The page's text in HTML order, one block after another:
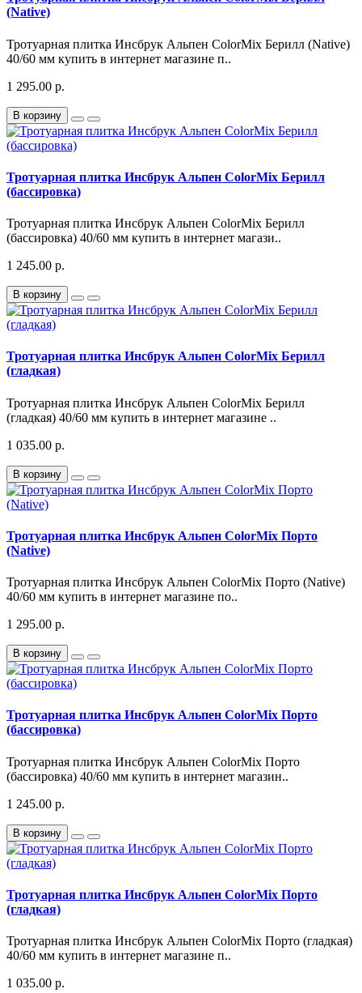
(Native)
Тротуарная плитка Инсбрук Альпен ColorMix Берилл (Native)
40/60 мм купить в интернет магазине п..
1 295.00 р.
В корзину
Тротуарная плитка Инсбрук Альпен ColorMix Берилл
(бассировка)
Тротуарная плитка Инсбрук Альпен ColorMix Берилл
(бассировка) 40/60 мм купить в интернет магази..
1 245.00 р.
В корзину
Тротуарная плитка Инсбрук Альпен ColorMix Берилл
(гладкая)
Тротуарная плитка Инсбрук Альпен ColorMix Берилл
(гладкая) 40/60 мм купить в интернет магазине ..
1 035.00 р.
В корзину
Тротуарная плитка Инсбрук Альпен ColorMix Порто
(Native)
Тротуарная плитка Инсбрук Альпен ColorMix Порто (Native)
40/60 мм купить в интернет магазине по..
1 295.00 р.
В корзину
Тротуарная плитка Инсбрук Альпен ColorMix Порто
(бассировка)
Тротуарная плитка Инсбрук Альпен ColorMix Порто
(бассировка) 40/60 мм купить в интернет магазин..
1 245.00 р.
В корзину
Тротуарная плитка Инсбрук Альпен ColorMix Порто
(гладкая)
Тротуарная плитка Инсбрук Альпен ColorMix Порто (гладкая)
40/60 мм купить в интернет магазине п..
1 035.00 р.